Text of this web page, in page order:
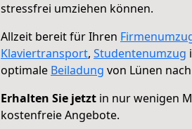
stressfrei umziehen können.
Allzeit bereit für Ihren
Klaviertransport, Studentenumzug
optimale Beiladung von Lünen
Erhalten Sie jetzt in nur wenigen
kostenfreie Angebote.